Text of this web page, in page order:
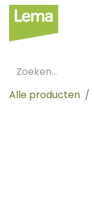
Alle producten